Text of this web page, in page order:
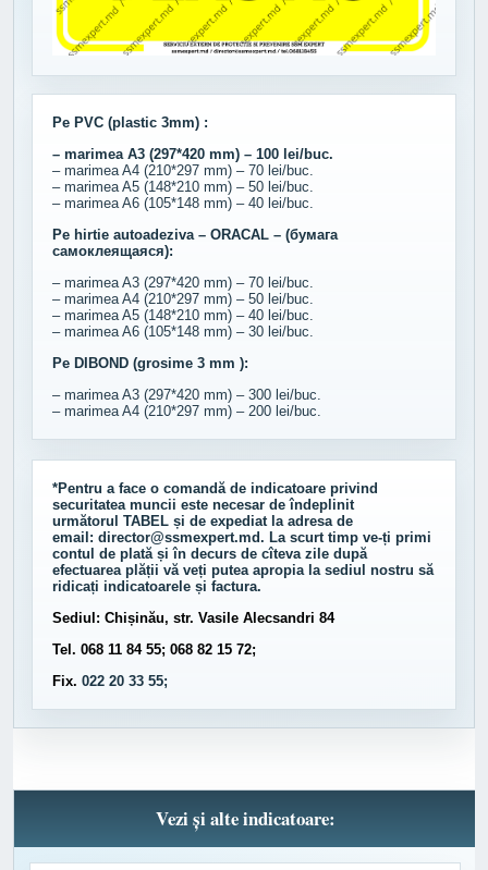
Pe PVC (plastic 3mm) :
– marimea A3 (297*420 mm) – 100 lei/buc.
– marimea A4 (210*297 mm) – 70 lei/buc.
– marimea A5 (148*210 mm) – 50 lei/buc.
– marimea A6 (105*148 mm) – 40 lei/buc.
Pe hirtie autoadeziva – ORACAL – (бумага
самоклеящаяся):
– marimea A3 (297*420 mm) – 70 lei/buc.
– marimea A4 (210*297 mm) – 50 lei/buc.
– marimea A5 (148*210 mm) – 40 lei/buc.
– marimea A6 (105*148 mm) – 30 lei/buc.
Pe DIBOND (grosime 3 mm ):
– marimea A3 (297*420 mm) – 300 lei/buc.
– marimea A4 (210*297 mm) – 200 lei/buc.
*Pentru a face o comandă de indicatoare privind
securitatea muncii este necesar de îndeplinit
următorul TABEL și de expediat la adresa de
email: director@ssmexpert.md. La scurt timp ve-ți primi
contul de plată și în decurs de cîteva zile după
efectuarea plății vă veți putea apropia la sediul nostru să
ridicați indicatoarele și factura.
Sediul: Chișinău, str. Vasile Alecsandri 84
Tel. 068 11 84 55; 068 82 15 72;
Fix. 022 20 33 55;
Vezi și alte indicatoare: